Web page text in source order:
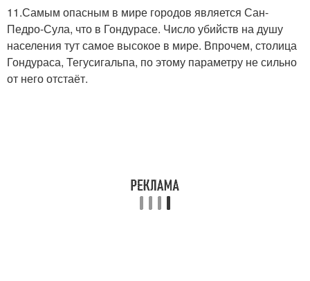
11.Самым опасным в мире городов является Сан-
Педро-Сула, что в Гондурасе. Число убийств на душу
населения тут самое высокое в мире. Впрочем, столица
Гондураса, Тегусигальпа, по этому параметру не сильно
от него отстаёт.